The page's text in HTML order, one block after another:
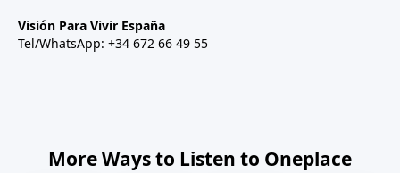
Visión Para Vivir España
Tel/WhatsApp: +34 672 66 49 55
More Ways to Listen to Oneplace